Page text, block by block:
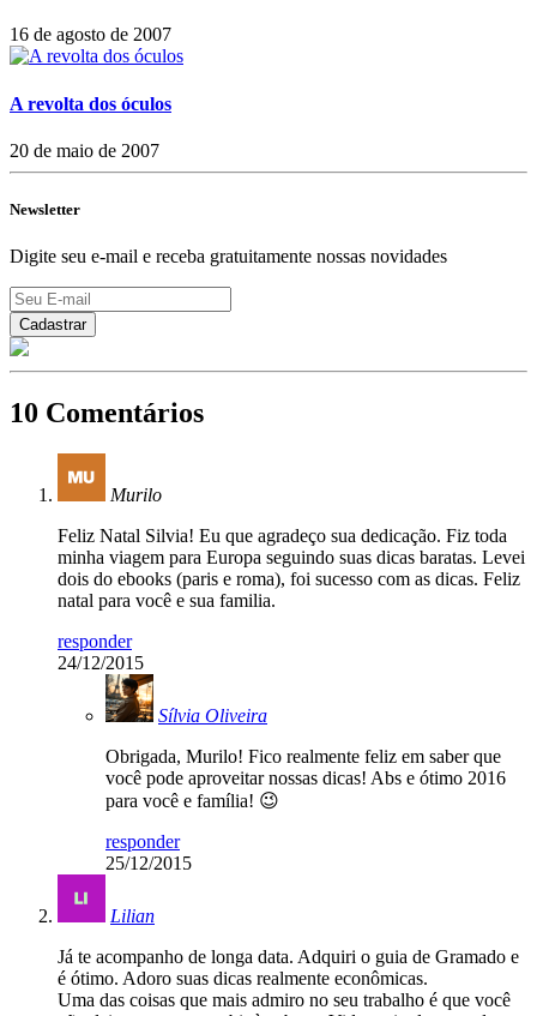
16 de agosto de 2007
A revolta dos óculos
20 de maio de 2007
Newsletter
Digite seu e-mail e receba gratuitamente nossas novidades
10 Comentários
Murilo
Feliz Natal Silvia! Eu que agradeço sua dedicação. Fiz toda
minha viagem para Europa seguindo suas dicas baratas. Levei
dois do ebooks (paris e roma), foi sucesso com as dicas. Feliz
natal para você e sua familia.
responder
24/12/2015
Sílvia Oliveira
Obrigada, Murilo! Fico realmente feliz em saber que
você pode aproveitar nossas dicas! Abs e ótimo 2016
para você e família! 😉
responder
25/12/2015
Lilian
Já te acompanho de longa data. Adquiri o guia de Gramado e
é ótimo. Adoro suas dicas realmente econômicas.
Uma das coisas que mais admiro no seu trabalho é que você